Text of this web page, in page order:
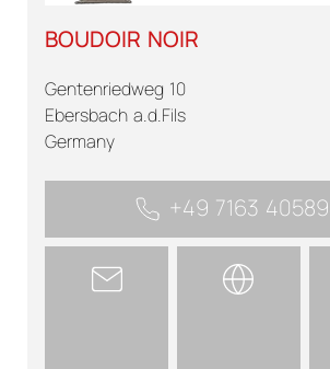
BOUDOIR NOIR
Gentenriedweg 10
Ebersbach a.d.Fils
Germany
+49 7163